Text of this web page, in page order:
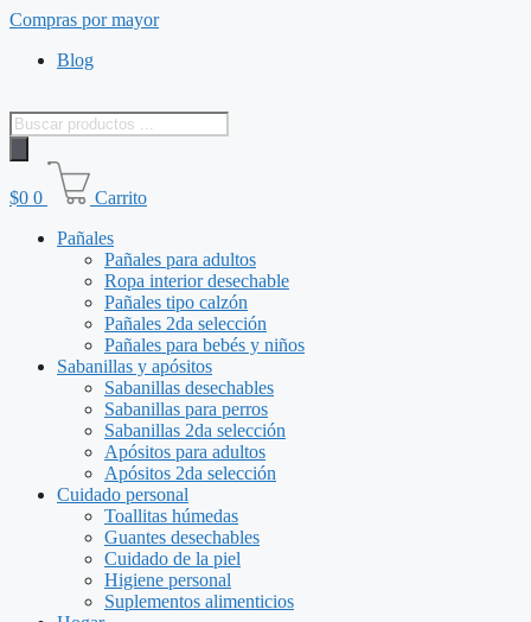
Saltar
contenido
Compras por mayor
Blog
Búsqueda
de
productos
$0 0
Carrito
Pañales
Pañales para adultos
Ropa interior desechable
Pañales tipo calzón
Pañales 2da selección
Pañales para bebés y niños
Sabanillas y apósitos
Sabanillas desechables
Sabanillas para perros
Sabanillas 2da selección
Apósitos para adultos
Apósitos 2da selección
Cuidado personal
Toallitas húmedas
Guantes desechables
Cuidado de la piel
Higiene personal
Suplementos alimenticios